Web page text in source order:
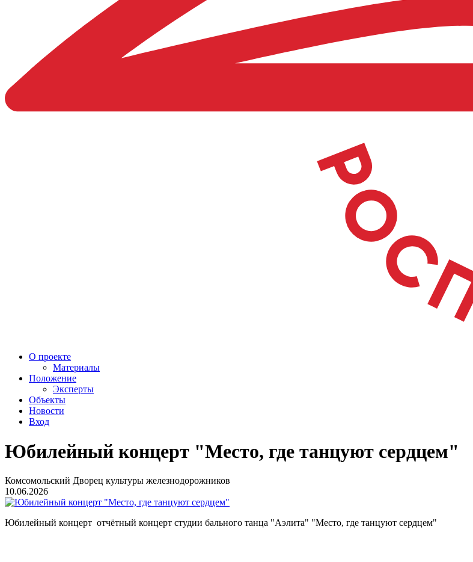
О проекте
Материалы
Положение
Эксперты
Объекты
Новости
Вход
Юбилейный концерт "Место, где танцуют сердцем"
Комсомольский Дворец культуры железнодорожников
10.06.2026
Юбилейный концерт отчётный концерт студии бального танца "Аэлита" "Место, где танцуют сердцем"